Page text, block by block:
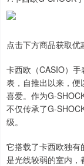
点击下方商品获取优
卡西欧（CASIO）
表，自推出以来，便
喜爱。作为G-
不仅传承了G-
级。
它搭载了卡西欧独
是光线较弱的室内，